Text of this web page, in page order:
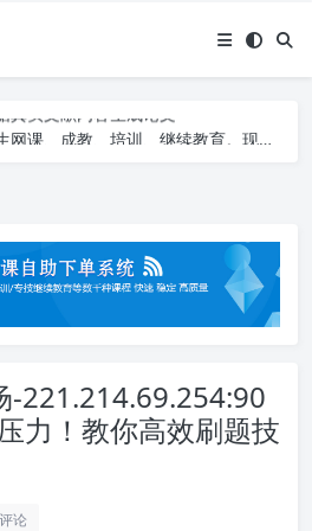
实文献内容生成论文
、培训、继续教育。现已接入代刷代考项目3000+
、培训、继续教育。现已接入代刷代考项目3000+
-221.214.69.254:90
力！教你高效刷题技
论